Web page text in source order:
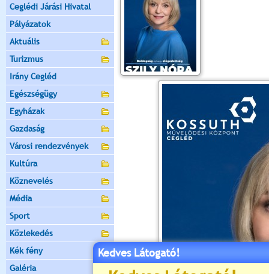
Ceglédi Járási Hivatal
Pályázatok
Aktuális
Turizmus
Irány Cegléd
Egészségügy
Egyházak
Gazdaság
Városi rendezvények
Kultúra
Köznevelés
Média
Sport
Közlekedés
Kék fény
Galéria
Kedves Látogató!